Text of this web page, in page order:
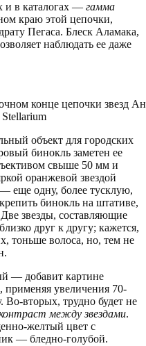
и в каталогах — гамма
краю этой цепочки,
Пегаса. Блеск Аламака,
наблюдать ее даже
конце цепочки звезд
объект для городских
бинокль заметен ее
свыше 50 мм и
оранжевой звездой
— еще одну, более тусклую,
бинокль на штативе,
звезды, составляющие
друг к другу; кажется,
тоньше волоса, но, тем не
— добавит картине
применяя увеличения 70-
Во-вторых, трудно будет не
между звездами.
желтый цвет с
— бледно-голубой.